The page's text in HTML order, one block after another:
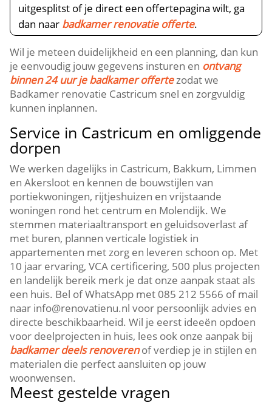
uitgesplitst of je direct een offertepagina wilt, ga
dan naar badkamer renovatie offerte.​
Wil je meteen duidelijkheid en een planning, dan kun
je eenvoudig jouw gegevens insturen en ontvang
binnen 24 uur je badkamer offertezodat we
Badkamer renovatie Castricum snel en zorgvuldig
kunnen inplannen.​
Service in Castricum en omliggende
dorpen
We werken dagelijks in Castricum, Bakkum, Limmen
en Akersloot en kennen de bouwstijlen van
portiekwoningen, rijtjeshuizen en vrijstaande
woningen rond het centrum en Molendijk.​ We
stemmen materiaaltransport en geluidsoverlast af
met buren, plannen verticale logistiek in
appartementen met zorg en leveren schoon op.​ Met
10 jaar ervaring, VCA certificering, 500 plus projecten
en landelijk bereik merk je dat onze aanpak staat als
een huis.​ Bel of WhatsApp met 085 212 5566 of mail
naar info@renovatienu.​nl voor persoonlijk advies en
directe beschikbaarheid.​ Wil je eerst ideeën opdoen
voor deelprojecten in huis, lees ook onze aanpak bij
badkamer deels renoverenof verdiep je in stijlen en
materialen die perfect aansluiten op jouw
woonwensen.​
Meest gestelde vragen